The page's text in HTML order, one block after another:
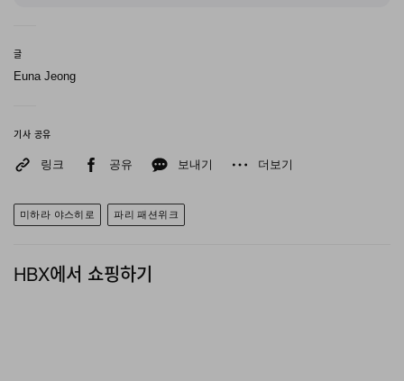
글
Euna Jeong
기사 공유
링크 공유 보내기 더보기
미하라 야스히로 파리 패션위크
HBX에서 쇼핑하기